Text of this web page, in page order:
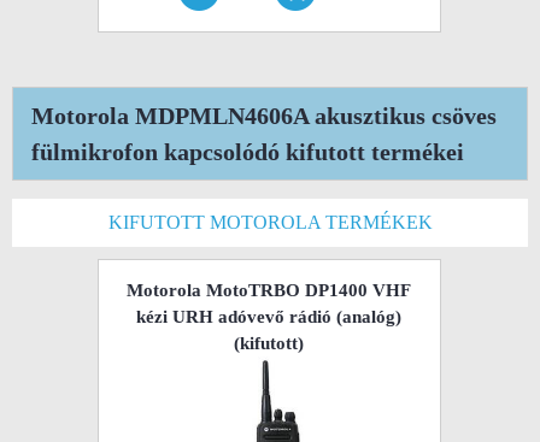
Motorola MDPMLN4606A akusztikus csöves
fülmikrofon kapcsolódó kifutott termékei
KIFUTOTT MOTOROLA TERMÉKEK
Motorola MotoTRBO DP1400 VHF
kézi URH adóvevő rádió (analóg)
(kifutott)